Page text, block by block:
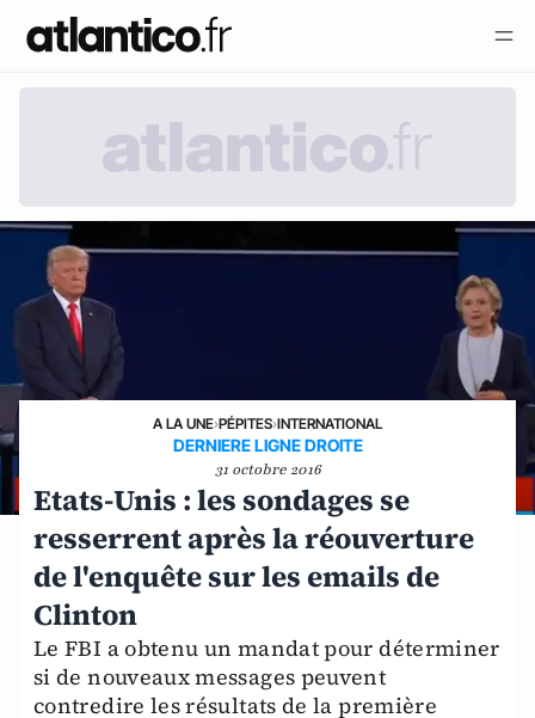
A LA UNE›PÉPITES›INTERNATIONAL
DERNIERE LIGNE DROITE
31 octobre 2016
Etats-Unis : les sondages se
resserrent après la réouverture
de l'enquête sur les emails de
Clinton
Le FBI a obtenu un mandat pour déterminer
si de nouveaux messages peuvent
contredire les résultats de la première